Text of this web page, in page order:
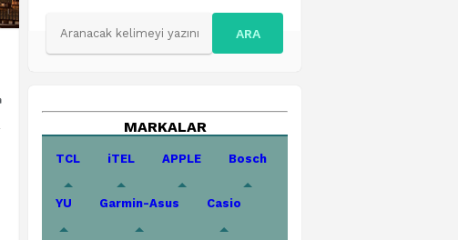
ARA
MARKALAR
TCL iTEL APPLE Bosch
YU Garmin-Asus Casio